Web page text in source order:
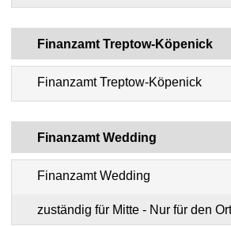
Finanzamt Treptow-Köpenick
Finanzamt Treptow-Köpenick
Finanzamt Wedding
Finanzamt Wedding
zuständig für Mitte -